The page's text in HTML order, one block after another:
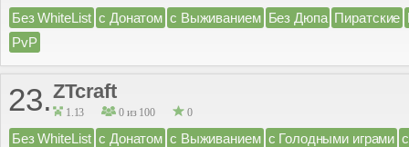
Без WhiteList с Донатом с Выживанием Без Дюпа Пиратские
PvP
23.ZTcraft
1.13 0 из 100 0
Без WhiteList с Донатом с Выживанием с Голодными играми